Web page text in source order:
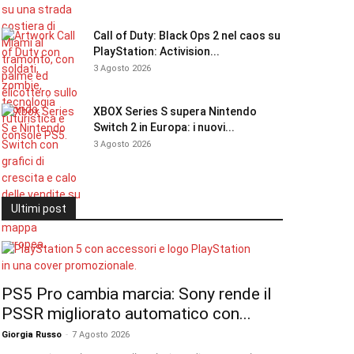
Call of Duty: Black Ops 2 nel caos su
PlayStation: Activision...
3 Agosto 2026
XBOX Series S supera Nintendo
Switch 2 in Europa: i nuovi...
3 Agosto 2026
Ultimi post
PS5 Pro cambia marcia: Sony rende il
PSSR migliorato automatico con...
Giorgia Russo - 7 Agosto 2026